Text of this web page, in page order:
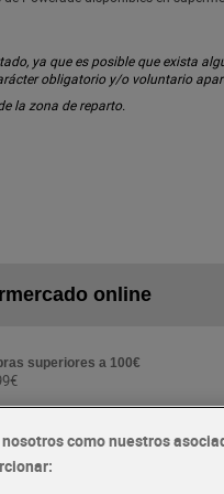
ya que es posible que exista
obligatorio y/o voluntario
la zona de reparto.
online
superiores a 100€
como nuestros